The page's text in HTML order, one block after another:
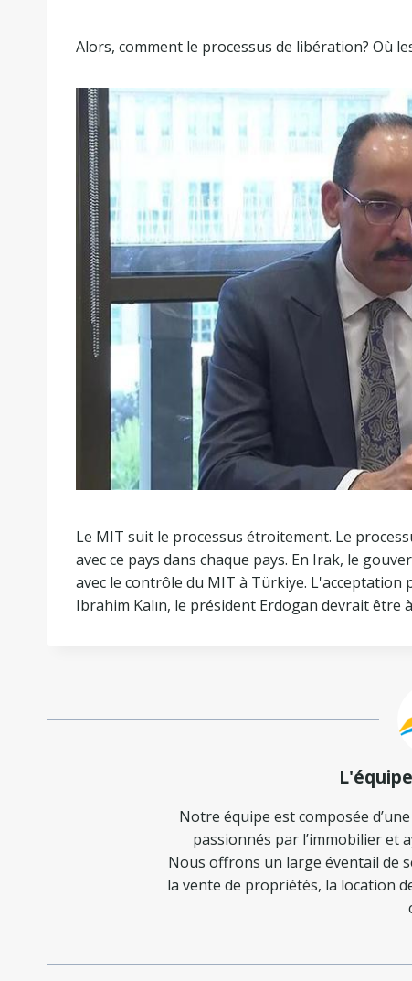
Alors, comment le processus de libération? Où
Le MIT suit le processus étroitement. Le
avec ce pays dans chaque pays. En Irak, le
avec le contrôle du MIT à Türkiye. L'acceptation
Ibrahim Kalın, le président Erdogan devrait être
Notre équipe est composée
passionnés par l’immobilier et
Nous offrons un large éventail de
la vente de propriétés, la location